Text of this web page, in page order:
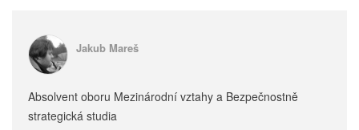
Jakub Mareš
Absolvent oboru Mezinárodní vztahy a Bezpečnostně
strategická studia